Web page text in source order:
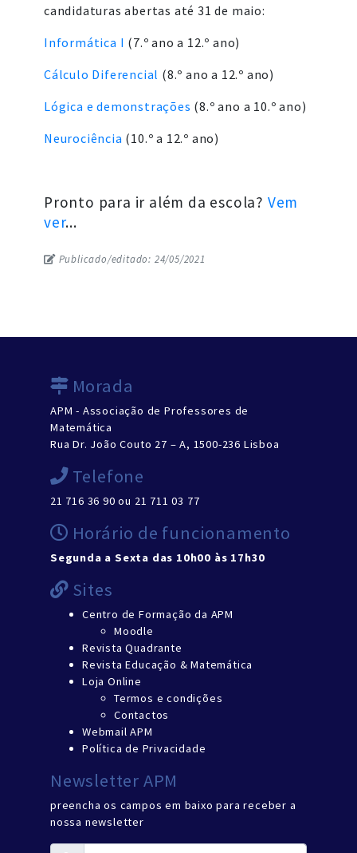
candidaturas abertas até 31 de maio:
Informática I (7.º ano a 12.º ano)
Cálculo Diferencial (8.º ano a 12.º ano)
Lógica e demonstrações (8.º ano a 10.º ano)
Neurociência (10.º a 12.º ano)
Pronto para ir além da escola? Vem
ver...
Publicado/editado: 24/05/2021
Morada
APM - Associação de Professores de
Matemática
Rua Dr. João Couto 27 – A, 1500-236 Lisboa
Telefone
21 716 36 90 ou 21 711 03 77
Horário de funcionamento
Segunda a Sexta das 10h00 às 17h30
Sites
Centro de Formação da APM
Moodle
Revista Quadrante
Revista Educação & Matemática
Loja Online
Termos e condições
Contactos
Webmail APM
Política de Privacidade
Newsletter APM
preencha os campos em baixo para receber a
nossa newsletter